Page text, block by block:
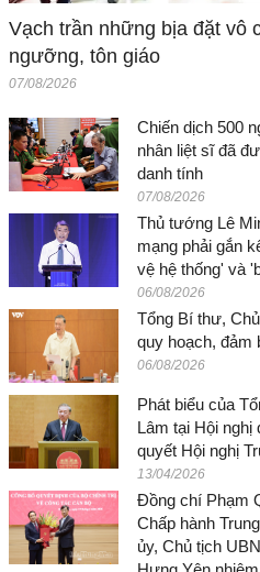
Vạch trần những bịa đặt vô
ngưỡng, tôn giáo
07/08/2026
Chiến dịch 500
nhân liệt sĩ đã
danh tính
07/08/2026
Thủ tướng Lê
mạng phải gắn
vệ hệ thống' và
06/08/2026
Tổng Bí thư,
quy hoạch, đảm
06/08/2026
Phát biểu của
Lâm tại Hội nghị
quyết Hội nghị
13/04/2026
Đồng chí Phạm
Chấp hành
ủy, Chủ tịch